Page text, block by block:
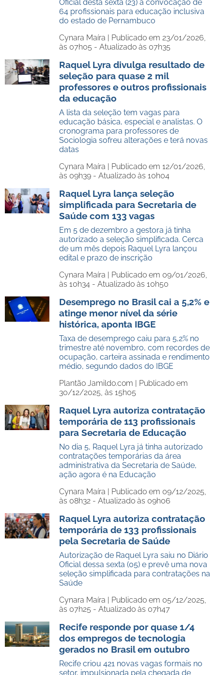
Oficial desta sexta (23) a convocação de
64 profissionais para educação inclusiva
do estado de Pernambuco
Cynara Maíra | Publicado em 23/01/2026,
às 07h05 - Atualizado às 07h35
Raquel Lyra divulga resultado de
seleção para quase 2 mil
professores e outros profissionais
da educação
A lista da seleção tem vagas para
educação básica, especial e analistas. O
cronograma para professores de
Sociologia sofreu alterações e terá novas
datas
Cynara Maíra | Publicado em 12/01/2026,
às 09h39 - Atualizado às 10h04
Raquel Lyra lança seleção
simplificada para Secretaria de
Saúde com 133 vagas
Em 5 de dezembro a gestora já tinha
autorizado a seleção simplificada. Cerca
de um mês depois Raquel Lyra lançou
edital e prazo de inscrição
Cynara Maíra | Publicado em 09/01/2026,
às 10h34 - Atualizado às 10h50
Desemprego no Brasil cai a 5,2% e
atinge menor nível da série
histórica, aponta IBGE
Taxa de desemprego caiu para 5,2% no
trimestre até novembro, com recordes de
ocupação, carteira assinada e rendimento
médio, segundo dados do IBGE
Plantão Jamildo.com | Publicado em
30/12/2025, às 15h05
Raquel Lyra autoriza contratação
temporária de 113 profissionais
para Secretaria de Educação
No dia 5, Raquel Lyra já tinha autorizado
contratações temporárias da área
administrativa da Secretaria de Saúde,
ação agora é na Educação
Cynara Maíra | Publicado em 09/12/2025,
às 08h32 - Atualizado às 09h06
Raquel Lyra autoriza contratação
temporária de 133 profissionais
pela Secretaria de Saúde
Autorização de Raquel Lyra saiu no Diário
Oficial dessa sexta (05) e prevê uma nova
seleção simplificada para contratações na
Saúde
Cynara Maíra | Publicado em 05/12/2025,
às 07h25 - Atualizado às 07h47
Recife responde por quase 1/4
dos empregos de tecnologia
gerados no Brasil em outubro
Recife criou 421 novas vagas formais no
setor, impulsionada pela chegada de